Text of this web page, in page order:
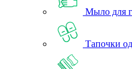
Мыло для
Тапочки